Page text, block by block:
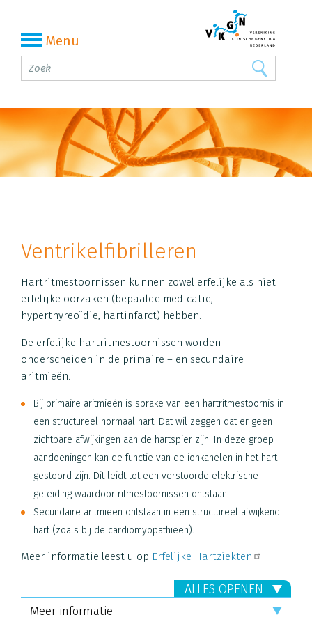
Menu
Ventrikelfibrilleren
Hartritmestoornissen kunnen zowel erfelijke als niet
erfelijke oorzaken (bepaalde medicatie,
hyperthyreoïdie, hartinfarct) hebben.
De erfelijke hartritmestoornissen worden
onderscheiden in de primaire – en secundaire
aritmieën.
Bij primaire aritmieën is sprake van een hartritmestoornis in
een structureel normaal hart. Dat wil zeggen dat er geen
zichtbare afwijkingen aan de hartspier zijn. In deze groep
aandoeningen kan de functie van de ionkanelen in het hart
gestoord zijn. Dit leidt tot een verstoorde elektrische
geleiding waardoor ritmestoornissen ontstaan.
Secundaire aritmieën ontstaan in een structureel afwijkend
hart (zoals bij de cardiomyopathieën).
Meer informatie leest u op Erfelijke Hartziekten .
ALLES OPENEN
Meer informatie